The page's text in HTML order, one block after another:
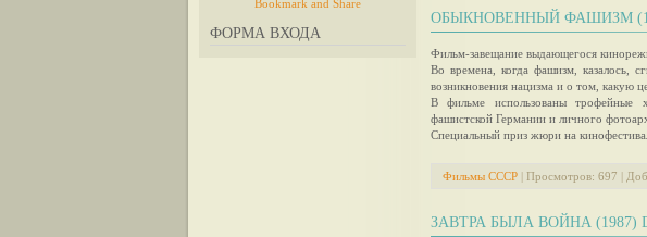
ФОРМА ВХОДА
ОБЫКНОВЕННЫЙ ФАШИЗМ
Фильм-завещание выдающегося
Во времена, когда фашизм, казалось,
возникновения нацизма и о том, какую
В фильме использованы трофейные
фашистской Германии и личного
Специальный приз жюри на
Фильмы СССР | Просмотров: 697 |
ЗАВТРА БЫЛА ВОЙНА (1987)